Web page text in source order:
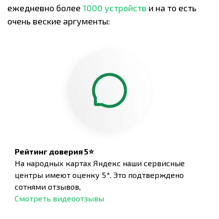
ежедневно более 1000 устройств и на то есть
очень веские аргументы:
Рейтинг доверия 5⭐
На народных картах Яндекс наши сервисные
центры имеют оценку 5*. Это подтверждено
сотнями отзывов,
Смотреть видеоотзывы